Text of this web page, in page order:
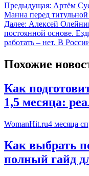
Предыдущая: Артём
Манна перед
Далее: Алексей
постоянной основе.
работать – нет. В
Похожие
Как
1,5 месяца:
WomanHit.ru4 месяца
Как выбрать
полный гайд